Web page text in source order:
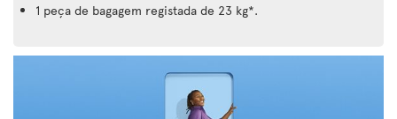
1 peça de bagagem registada de 23 kg*.